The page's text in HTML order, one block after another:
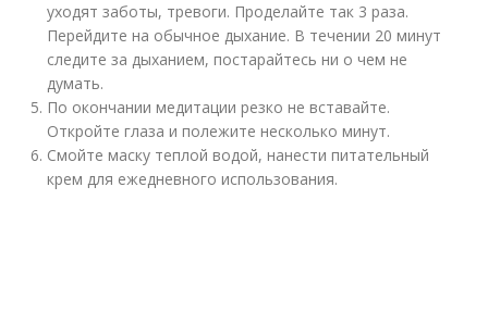
уходят заботы, тревоги. Проделайте так 3 раза.
Перейдите на обычное дыхание. В течении 20 минут
следите за дыханием, постарайтесь ни о чем не
думать.
По окончании медитации резко не вставайте.
Откройте глаза и полежите несколько минут.
Смойте маску теплой водой, нанести питательный
крем для ежедневного использования.